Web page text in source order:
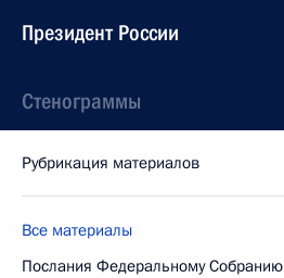
Президент России
Стенограммы
Рубрикация материалов
Все материалы
Послания Федеральному Собранию